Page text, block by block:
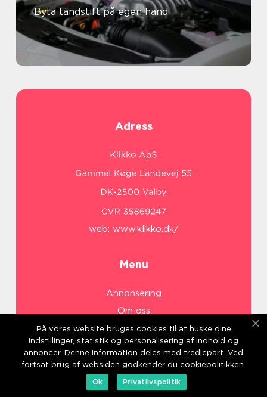
Byta tändstift på egen hand
Adress
web: www.klikko.dk/
Menu
Annonsering
Om oss
Cookies
Kontakta oss
Sitemap
På vores website bruges cookies til at huske dine
indstillinger, statistik og personalisering af indhold og
annoncer. Denne information deles med tredjepart. Ved
fortsat brug af websiden godkender du cookiepolitikken.
Ok
Privatlivspolitik